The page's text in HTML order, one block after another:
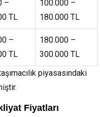
–
TL
100.000 –
180.000 TL
–
TL
180.000 –
300.000 TL
piyasasındaki
Fiyatları